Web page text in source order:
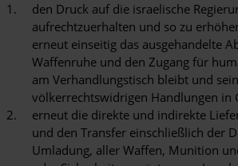
den Druck auf die israelische
aufrechtzuerhalten und so zu
erneut einseitig das ausgehandelte
Waffenruhe und den Zugang für
am Verhandlungstisch bleibt und
völkerrechtswidrigen Handlungen in
erneut die direkte und indirekte
und den Transfer einschließlich der
Umladung, aller Waffen, Munition